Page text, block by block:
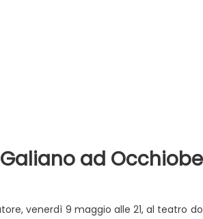
ad
venerdì 9 maggio alle 21, al teatro